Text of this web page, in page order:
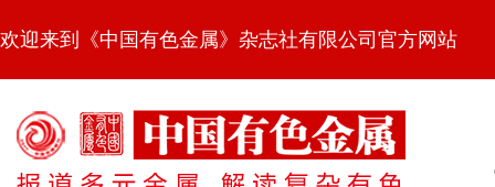
欢迎来到《中国有色金属》杂志社有限公司官方网站